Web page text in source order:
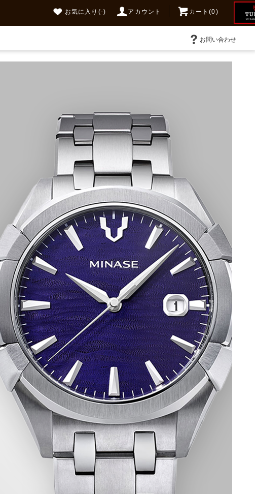
お気に入り (-) アカウント カート(0)
お問い合わせ